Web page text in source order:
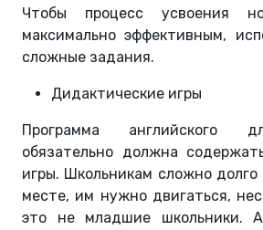
Чтобы процесс усвоения
максимально эффективным,
сложные задания.
Дидактические игры
Программа английского
обязательно должна
игры. Школьникам сложно
месте, им нужно двигаться,
это не младшие школьники.